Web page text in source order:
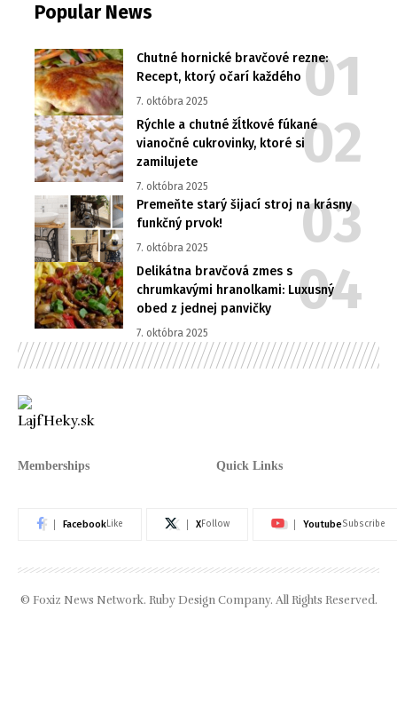
Popular News
Chutné hornické bravčové rezne:
Recept, ktorý očarí každého
7. októbra 2025
Rýchle a chutné žĺtkové fúkané
vianočné cukrovinky, ktoré si
zamilujete
7. októbra 2025
Premeňte starý šijací stroj na krásny
funkčný prvok!
7. októbra 2025
Delikátna bravčová zmes s
chrumkavými hranolkami: Luxusný
obed z jednej panvičky
7. októbra 2025
Memberships Quick Links
FacebookLike XFollow YoutubeSubscribe
© Foxiz News Network. Ruby Design Company. All Rights Reserved.